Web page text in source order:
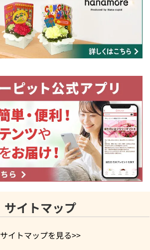
サイトマップ
サイトマップを見る>>